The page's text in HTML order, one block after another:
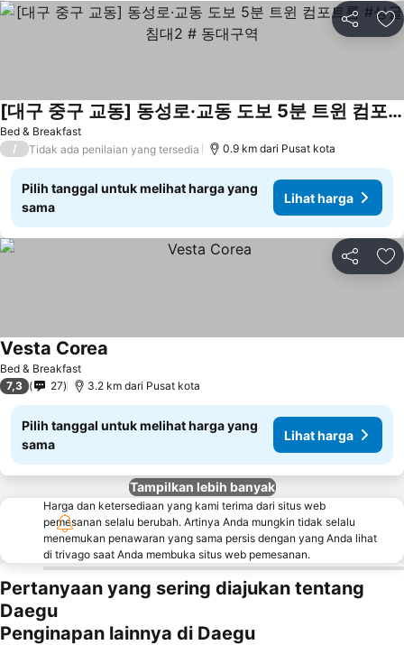
Bagikan
Bed & Breakfast
[대구 중구 교동] 동성로·교동 도보 5분 트윈 컴포트룸 #싱글침대2 # 동대구역
/ Tidak ada penilaian yang tersedia 0.9 km dari Pusat kota
Pilih tanggal untuk melihat harga yang
sama
Lihat harga
Bagikan
Bed & Breakfast
Vesta Corea
7,3 27 3.2 km dari Pusat kota
Pilih tanggal untuk melihat harga yang
sama
Lihat harga
Tampilkan lebih banyak
Harga dan ketersediaan yang kami terima dari situs web
pemesanan selalu berubah. Artinya Anda mungkin tidak selalu
menemukan penawaran yang sama persis dengan yang Anda lihat
di trivago saat Anda membuka situs web pemesanan.
Pertanyaan yang sering diajukan tentang
Daegu
Penginapan lainnya di Daegu